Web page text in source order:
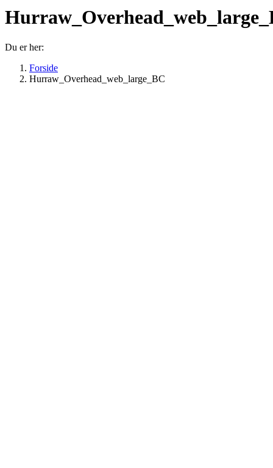
Du er her:
Forside
Hurraw_Overhead_web_large_BC